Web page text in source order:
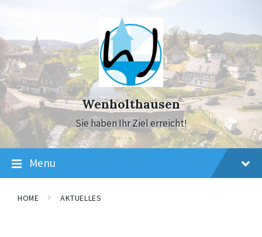
navigation
Wenholthausen
Sie haben Ihr Ziel erreicht!
Menu
HOME AKTUELLES